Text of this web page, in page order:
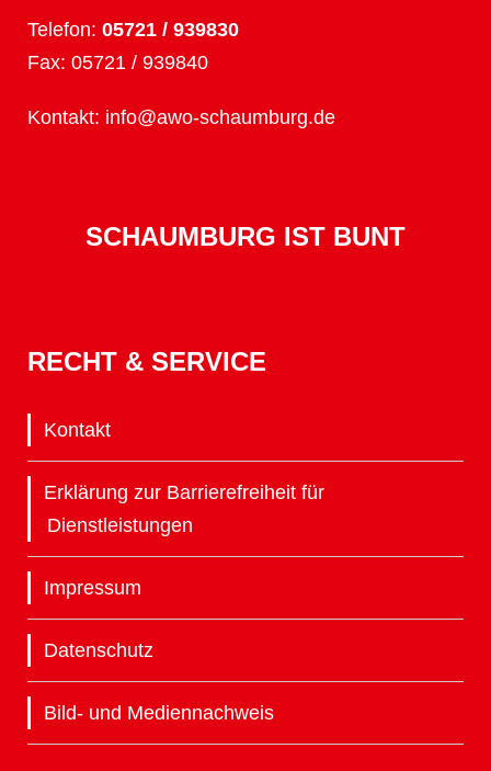
Telefon: 05721 / 939830
Fax: 05721 / 939840
Kontakt: info@awo-schaumburg.de
SCHAUMBURG IST BUNT
RECHT & SERVICE
Kontakt
Erklärung zur Barrierefreiheit für
Dienstleistungen
Impressum
Datenschutz
Bild- und Mediennachweis